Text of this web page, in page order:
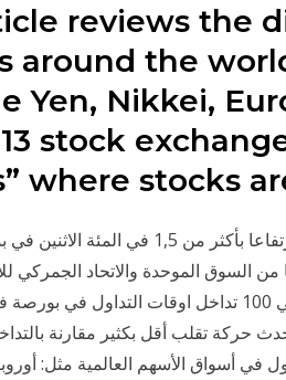
reviews the
around the
Yen, Nikkei,
stock
where stocks
من السوق الموحدة والاتحاد الجمركي
تحدث حركة تقلب أقل بكثير مقارنة
في أسواق الأسهم العالمية مثل: